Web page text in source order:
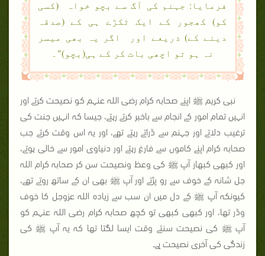
فرمایا: جہنم کی آگ سے بچو خواہ (کسی
کو) کھجور کے ایک ٹکڑے ہی کے (صدقہ
دینے کے) ذریعے اور اگر یہ بھی میسر
نہ ہو تو اچھی بات کر کے ہی(بچو)"۔
نبی کریم ﷺ اپنے صحابہ کرام رضی اللہ عنہم کو نصیحت کرتے اور
انہیں تمام امور کے انجام سے باخبر کرتے رہتے، جیسا کہ انہیں جنت کی
ترغیب دلاتے اور جہنم سے ڈراتے رہتے تھے، اور یہ اس وقت کرتے جب
صحابہ کرام اپنے کاموں سے فارغ رہتے اور دنیاوی امور سے خالی ہوتے،
اور کبھی کبھار آپ ﷺ کی وعظ ونصیحت سن کر صحابہ کرام اللہ
جل شانہ کے خوف سے رو پڑتے اور آپ ﷺ بھی ان کے ساتھ روتے تھے،
کیونکہ آپ ﷺ کے دل میں ان سب سے زیادہ اللہ عزوجل کا خوف
وڈر تھا، اور کبھی کبھی تو کچھ صحابہ کرام رضی اللہ عنہم کو
آپ ﷺ کی نصیحت سنتے وقت ایسا لگتا تھا کہ یہ آپ ﷺ کی
زندگی کی آخری نصیحت ہے۔